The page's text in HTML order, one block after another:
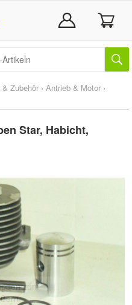
& Zubehör › Antrieb & Motor ›
Star, Habicht,
zum